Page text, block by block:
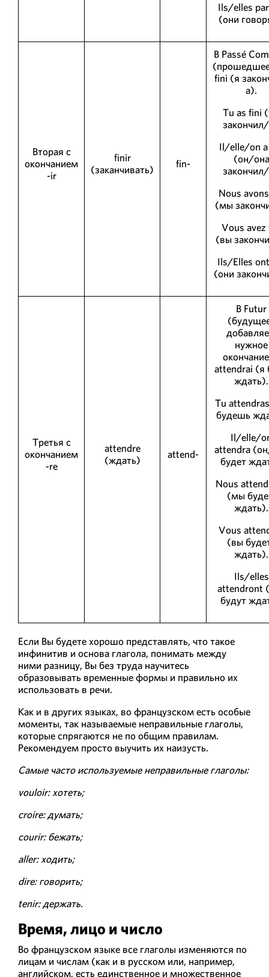
Ils/elles
(они
Вторая с
окончанием
-ir
finir
(заканчивать)
fin-
В Passé
fini (я
а).
Tu as fini
Il/elle/on
(он/она
Nous
(мы
Vous avez
(вы
Ils/Elles
(они
Третья с
окончанием
-re
attendre
(ждать)
attend-
В Futur
нужное
attendrai (я
ждать).
Tu
будешь
Il/elle/
attendra
будет
Nous
(мы
ждать).
Vous
(вы
ждать).
Ils/elles
attendront
будут
Если Вы будете хорошо представлять, что такое
инфинитив и основа глагола, понимать между
ними разницу, Вы без труда научитесь
образовывать временные формы и правильно их
использовать в речи.
Как и в других языках, во французском есть особые
моменты, так называемые неправильные глаголы,
которые спрягаются не по общим правилам.
Рекомендуем просто выучить их наизусть.
Самые часто используемые неправильные глаголы:
vouloir: хотеть;
croire: думать;
courir: бежать;
aller: ходить;
dire: говорить;
tenir: держать.
Время, лицо и число
Во французском языке все глаголы изменяются по
лицам и числам (как и в русском или, например,
английском, есть единственное и множественное